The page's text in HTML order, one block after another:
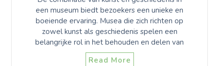
een museum biedt bezoekers een unieke en
boeiende ervaring. Musea die zich richten op
zowel kunst als geschiedenis spelen een
belangrijke rol in het behouden en delen van
Read More